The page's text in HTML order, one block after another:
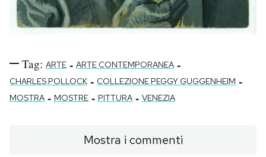
Tag: ARTE - ARTE CONTEMPORANEA -
CHARLES POLLOCK - COLLEZIONE PEGGY GUGGENHEIM -
MOSTRA - MOSTRE - PITTURA - VENEZIA
Mostra i commenti